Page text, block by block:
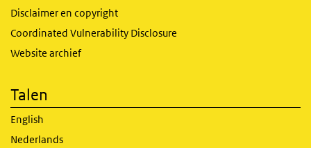
Disclaimer en copyright
Coordinated Vulnerability Disclosure
Website archief
Talen
English
Nederlands